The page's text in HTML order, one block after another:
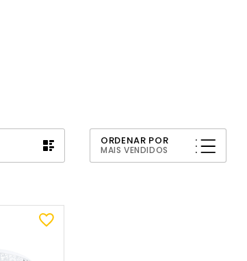
ORDENAR POR
MAIS VENDIDOS